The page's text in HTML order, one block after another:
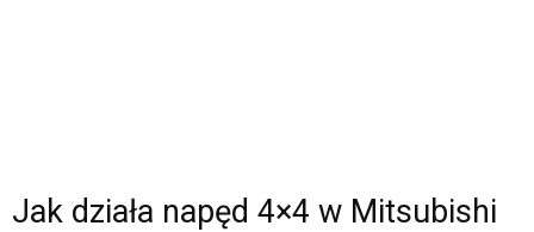
Jak działa napęd 4×4 w Mitsubishi